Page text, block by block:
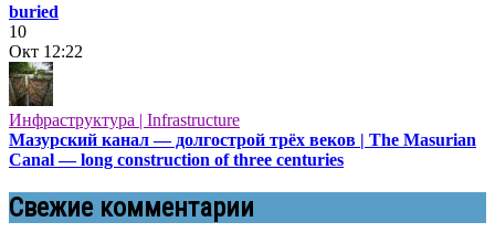
buried
10
Окт 12:22
Инфраструктура | Infrastructure
Мазурский канал — долгострой трёх веков | The Masurian
Canal — long construction of three centuries
Свежие комментарии